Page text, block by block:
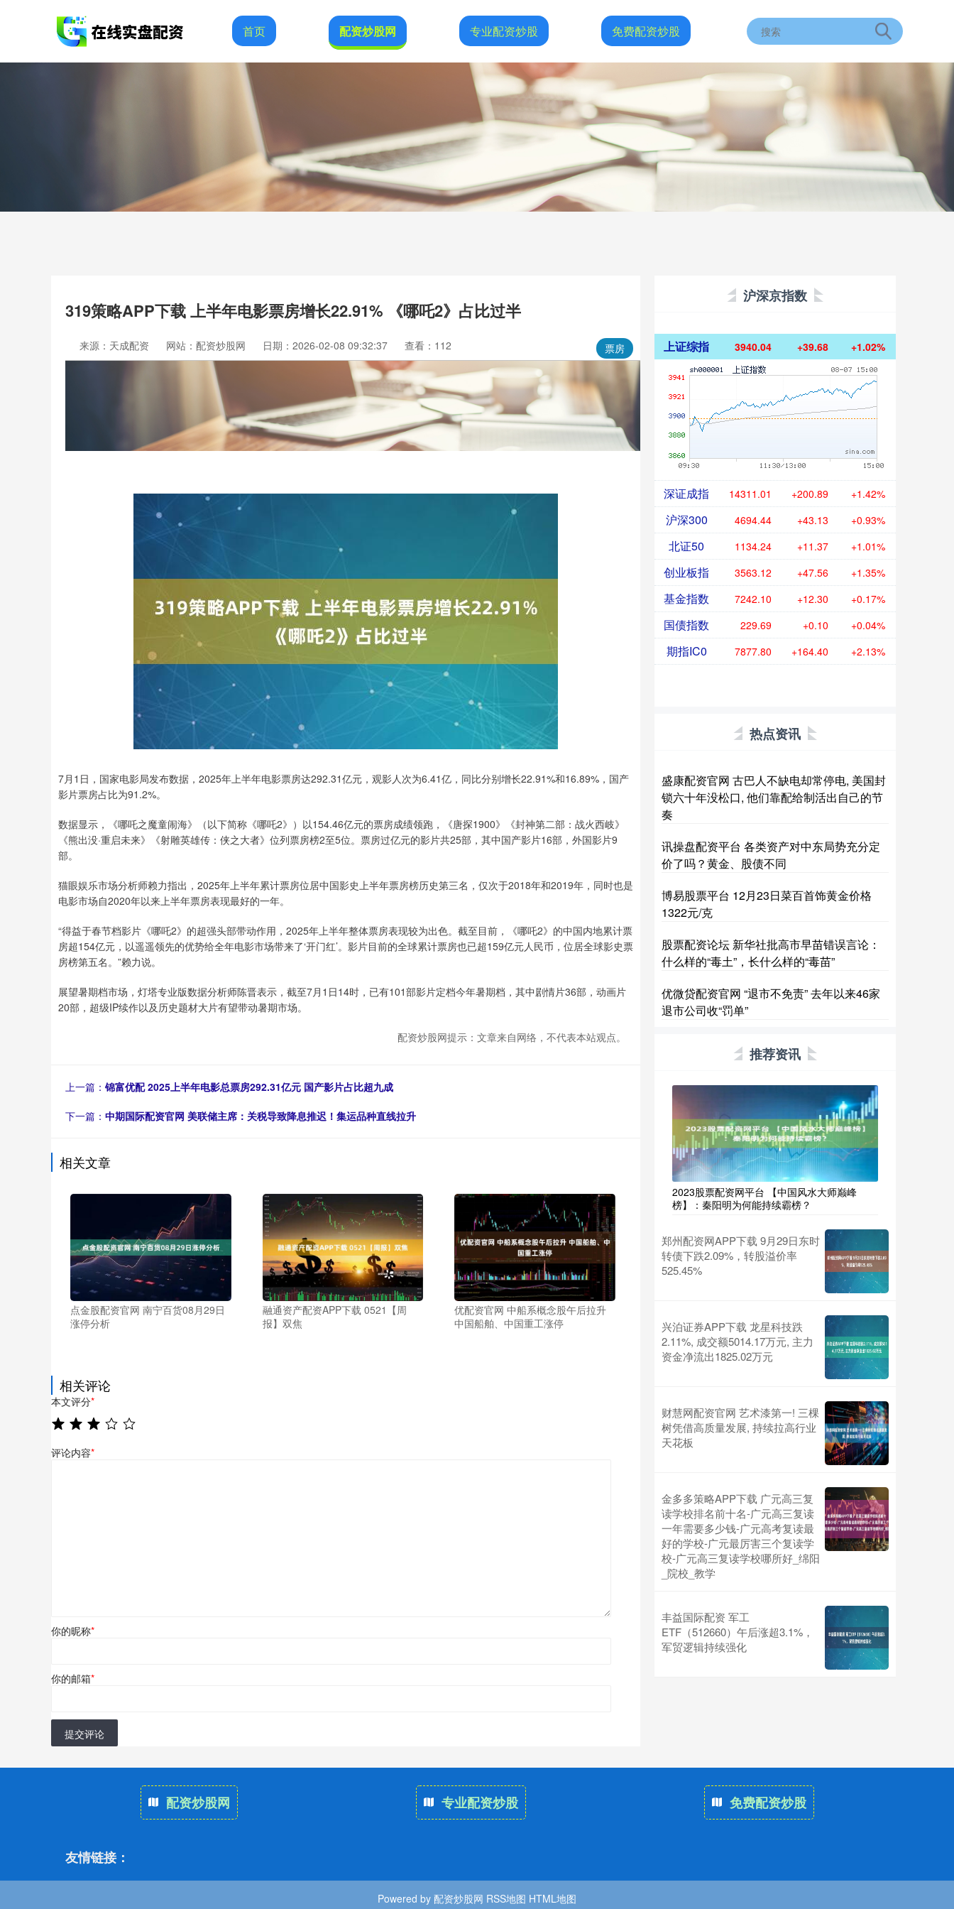
首页 配资炒股网 专业配资炒股 免费配资炒股
319策略APP下载 上半年电影票房增长22.91% 《哪吒2》占比过半
票房
来源：天成配资 网站：配资炒股网 日期：2026-02-08 09:32:37 查看：112
7月1日，国家电影局发布数据，2025年上半年电影票房达292.31亿元，观影人次为6.41亿，同比分别增长22.91%和16.89%，国产
影片票房占比为91.2%。
数据显示，《哪吒之魔童闹海》（以下简称《哪吒2》）以154.46亿元的票房成绩领跑，《唐探1900》《封神第二部：战火西岐》
《熊出没·重启未来》《射雕英雄传：侠之大者》位列票房榜2至5位。票房过亿元的影片共25部，其中国产影片16部，外国影片9
部。
猫眼娱乐市场分析师赖力指出，2025年上半年累计票房位居中国影史上半年票房榜历史第三名，仅次于2018年和2019年，同时也是
电影市场自2020年以来上半年票房表现最好的一年。
“得益于春节档影片《哪吒2》的超强头部带动作用，2025年上半年整体票房表现较为出色。截至目前，《哪吒2》的中国内地累计票
房超154亿元，以遥遥领先的优势给全年电影市场带来了‘开门红’。影片目前的全球累计票房也已超159亿元人民币，位居全球影史票
房榜第五名。”赖力说。
展望暑期档市场，灯塔专业版数据分析师陈晋表示，截至7月1日14时，已有101部影片定档今年暑期档，其中剧情片36部，动画片
20部，超级IP续作以及历史题材大片有望带动暑期市场。
配资炒股网提示：文章来自网络，不代表本站观点。
上一篇： 锦富优配 2025上半年电影总票房292.31亿元 国产影片占比超九成
下一篇： 中期国际配资官网 美联储主席：关税导致降息推迟！集运品种直线拉升
相关文章
点金股配资官网 南宁百货08月29日
涨停分析
融通资产配资APP下载 0521【周
报】双焦
优配资官网 中船系概念股午后拉升
中国船舶、中国重工涨停
相关评论
本文评分*
评论内容*
你的昵称*
你的邮箱*
提交评论
沪深京指数
上证综指 3940.04 +39.68 +1.02%
深证成指 14311.01 +200.89 +1.42%
沪深300 4694.44 +43.13 +0.93%
北证50 1134.24 +11.37 +1.01%
创业板指 3563.12 +47.56 +1.35%
基金指数 7242.10 +12.30 +0.17%
国债指数 229.69 +0.10 +0.04%
期指IC0 7877.80 +164.40 +2.13%
热点资讯
盛康配资官网 古巴人不缺电却常停电, 美国封
锁六十年没松口, 他们靠配给制活出自己的节
奏
讯操盘配资平台 各类资产对中东局势充分定
价了吗？黄金、股债不同
博易股票平台 12月23日菜百首饰黄金价格
1322元/克
股票配资论坛 新华社批高市早苗错误言论：
什么样的“毒土”，长什么样的“毒苗”
优微贷配资官网 “退市不免责” 去年以来46家
退市公司收“罚单”
推荐资讯
2023股票配资网平台 【中国风水大师巅峰
榜】：秦阳明为何能持续霸榜？
郑州配资网APP下载 9月29日东时
转债下跌2.09%，转股溢价率
525.45%
兴泊证券APP下载 龙星科技跌
2.11%, 成交额5014.17万元, 主力
资金净流出1825.02万元
财慧网配资官网 艺术漆第一! 三棵
树凭借高质量发展, 持续拉高行业
天花板
金多多策略APP下载 广元高三复
读学校排名前十名-广元高三复读
一年需要多少钱-广元高考复读最
好的学校-广元最厉害三个复读学
校-广元高三复读学校哪所好_绵阳
_院校_教学
丰益国际配资 军工
ETF（512660）午后涨超3.1%，
军贸逻辑持续强化
配资炒股网 专业配资炒股 免费配资炒股
友情链接：
Powered by 配资炒股网 RSS地图 HTML地图